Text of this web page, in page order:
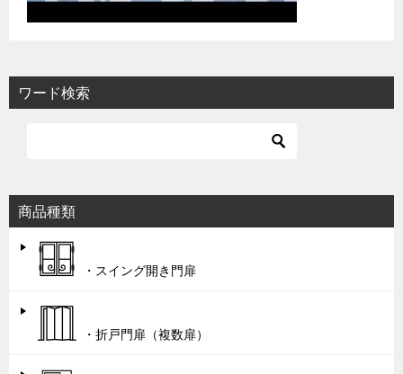
ワード検索
商品種類
・スイング開き門扉
・折戸門扉（複数扉）